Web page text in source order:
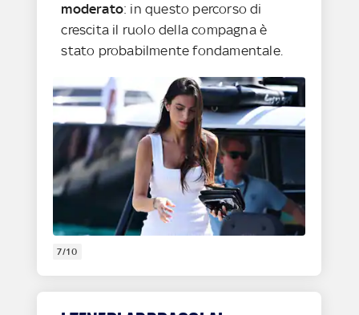
moderato: in questo percorso di
crescita il ruolo della compagna è
stato probabilmente fondamentale.
7/10